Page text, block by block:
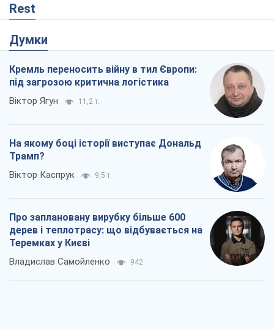
Rest
Думки
Кремль переносить війну в тил Європи:
під загрозою критична логістика
Віктор Ягун 11,2 т.
На якому боці історії виступає Дональд
Трамп?
Віктор Каспрук 9,5 т.
Про заплановану вирубку більше 600
дерев і теплотрасу: що відбувається на
Теремках у Києві
Владислав Самойленко 942